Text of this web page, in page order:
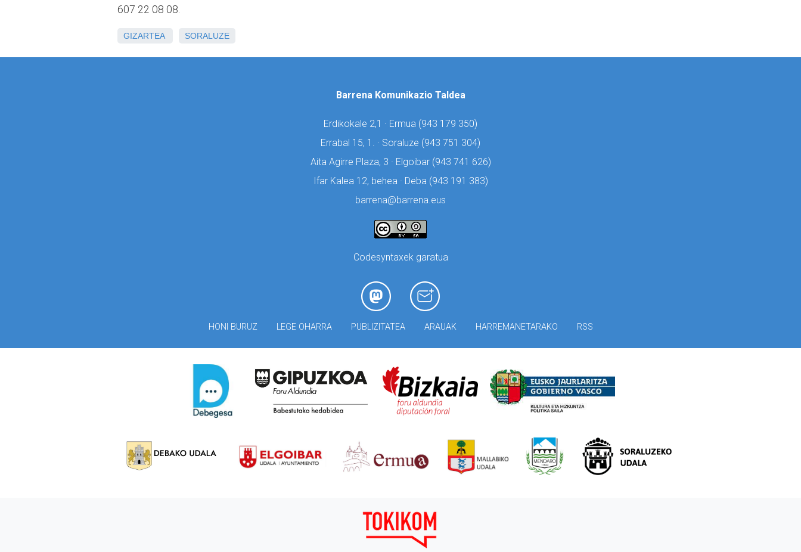
607 22 08 08.
GIZARTEA SORALUZE
Barrena Komunikazio Taldea
Erdikokale 2,1 · Ermua (943 179 350)
Errabal 15, 1. · Soraluze (943 751 304)
Aita Agirre Plaza, 3 · Elgoibar (943 741 626)
Ifar Kalea 12, behea · Deba (943 191 383)
barrena@barrena.eus
Codesyntaxek garatua
HONI BURUZ LEGE OHARRA PUBLIZITATEA ARAUAK HARREMANETARAKO RSS